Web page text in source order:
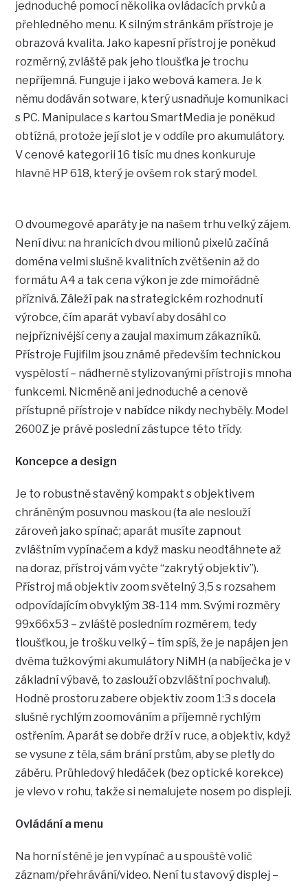
jednoduché pomocí několika ovládacích prvků a
přehledného menu. K silným stránkám přístroje je
obrazová kvalita. Jako kapesní přístroj je poněkud
rozměrný, zvláště pak jeho tloušťka je trochu
nepříjemná. Funguje i jako webová kamera. Je k
němu dodáván sotware, který usnadňuje komunikaci
s PC. Manipulace s kartou SmartMedia je poněkud
obtížná, protože její slot je v oddíle pro akumulátory.
V cenové kategorii 16 tisíc mu dnes konkuruje
hlavně HP 618, který je ovšem rok starý model.
O dvoumegové aparáty je na našem trhu velký zájem.
Není divu: na hranicích dvou milionů pixelů začíná
doména velmi slušně kvalitních zvětšenin až do
formátu A4 a tak cena výkon je zde mimořádně
příznivá. Záleží pak na strategickém rozhodnutí
výrobce, čím aparát vybaví aby dosáhl co
nejpříznivější ceny a zaujal maximum zákazníků.
Přístroje Fujifilm jsou známé především technickou
vyspělostí – nádherně stylizovanými přístroji s mnoha
funkcemi. Nicméně ani jednoduché a cenově
přístupné přístroje v nabídce nikdy nechyběly. Model
2600Z je právě poslední zástupce této třídy.
Koncepce a design
Je to robustně stavěný kompakt s objektivem
chráněným posuvnou maskou (ta ale neslouží
zároveň jako spínač; aparát musíte zapnout
zvláštním vypínačem a když masku neodtáhnete až
na doraz, přístroj vám vyčte “zakrytý objektiv”).
Přístroj má objektiv zoom světelný 3,5 s rozsahem
odpovídajícím obvyklým 38-114 mm. Svými rozměry
99x66x53 – zvláště posledním rozměrem, tedy
tloušťkou, je trošku velký – tím spíš, že je napájen jen
dvěma tužkovými akumulátory NiMH (a nabíječka je v
základní výbavě, to zaslouží obzvláštní pochvalu!).
Hodně prostoru zabere objektiv zoom 1:3 s docela
slušně rychlým zoomováním a příjemně rychlým
ostřením. Aparát se dobře drží v ruce, a objektiv, když
se vysune z těla, sám brání prstům, aby se pletly do
záběru. Průhledový hledáček (bez optické korekce)
je vlevo v rohu, takže si nemalujete nosem po displeji.
Ovládání a menu
Na horní stěně je jen vypínač a u spouště volič
záznam/přehrávání/video. Není tu stavový displej –